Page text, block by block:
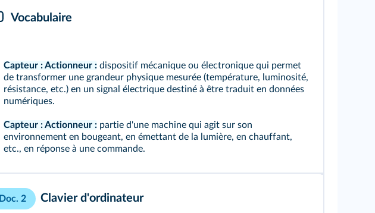
Vocabulaire
Capteur : Actionneur : dispositif mécanique ou électronique qui permet
de transformer une grandeur physique mesurée (température, luminosité,
résistance, etc.) en un signal électrique destiné à être traduit en données
numériques.
Capteur : Actionneur : partie d'une machine qui agit sur son
environnement en bougeant, en émettant de la lumière, en chauffant,
etc., en réponse à une commande.
Doc. 2 Clavier d'ordinateur